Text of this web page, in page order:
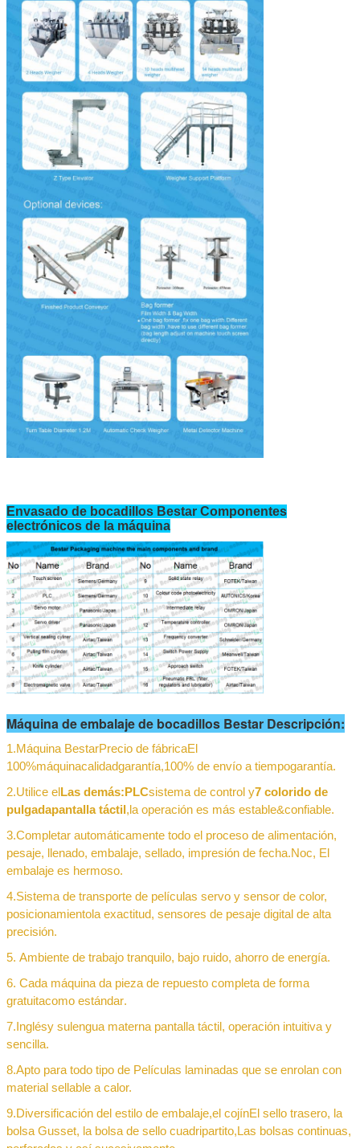
Deja un mensaje
Envasado de bocadillos Bestar Componentes
electrónicos de la máquina
Máquina de embalaje de bocadillos Bestar Descripción:
1.Máquina BestarPrecio de fábricaEl
100%máquinacalidadgarantía,100% de envío a tiempogarantía.
2.Utilice el Las demás: PLCsistema de control y7 colorido de
pulgadapantalla táctil , la operación es más estable&confiable.
3.Completar automáticamente todo el proceso de alimentación,
pesaje, llenado, embalaje, sellado, impresión de fecha.Noc, El
embalaje es hermoso.
4.Sistema de transporte de películas servo y sensor de color,
posicionamientola exactitud, sensores de pesaje digital de alta
precisión.
5. Ambiente de trabajo tranquilo, bajo ruido, ahorro de energía.
6. Cada máquina da pieza de repuesto completa de forma
gratuitacomo estándar.
7. Inglésy sulengua materna pantalla táctil, operación intuitiva y
sencilla.
8.Apto para todo tipo de Películas laminadas que se enrolan con
material sellable a calor.
9.Diversificación del estilo de embalaje,el cojínEl sello trasero, la
bolsa Gusset, la bolsa de sello cuadripartito, Las bolsas continuas,